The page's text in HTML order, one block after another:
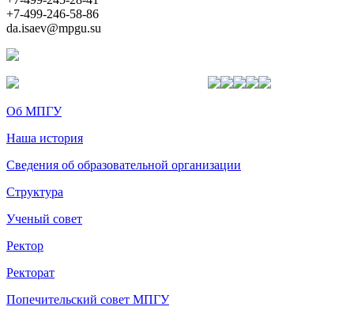
+7-499-246-58-86
da.isaev@mpgu.su
Об МПГУ
Наша история
Сведения об образовательной организации
Структура
Ученый совет
Ректор
Ректорат
Попечительский совет МПГУ